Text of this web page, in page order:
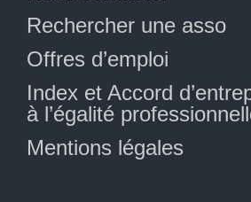
Rechercher une asso
Offres d’emploi
Index et Accord
à l’égalité
Mentions légales